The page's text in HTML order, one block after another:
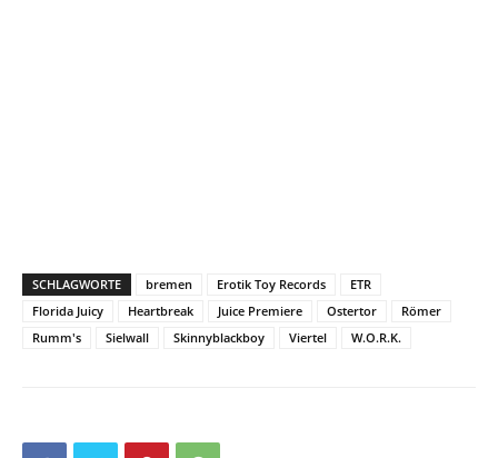
SCHLAGWORTE bremen Erotik Toy Records
ETR
Florida Juicy
Heartbreak Juice Premiere Ostertor
Römer
Rumm's
Sielwall Skinnyblackboy Viertel W.O.R.K.